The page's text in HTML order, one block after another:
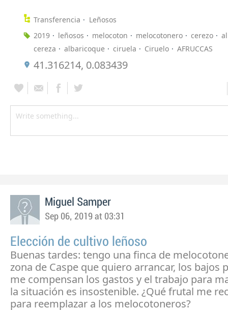
Transferencia
Leñosos
2019
leñosos melocoton melocotonero cerezo
cereza
albaricoque ciruela Ciruelo AFRUCCAS
41.316214, 0.083439
Miguel Samper
Sep 06, 2019 at 03:31
Elección de cultivo leñoso
Buenas tardes: tengo una finca de
zona de Caspe que quiero arrancar, los bajos
me compensan los gastos y el trabajo para
la situación es insostenible. ¿Qué frutal me
para reemplazar a los melocotoneros?